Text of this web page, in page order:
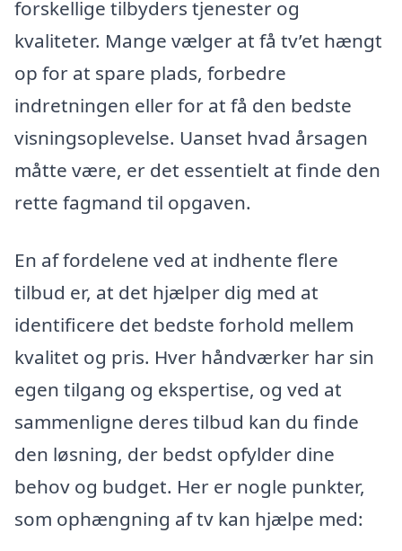
forskellige tilbyders tjenester og
kvaliteter. Mange vælger at få tv’et hængt
op for at spare plads, forbedre
indretningen eller for at få den bedste
visningsoplevelse. Uanset hvad årsagen
måtte være, er det essentielt at finde den
rette fagmand til opgaven.
En af fordelene ved at indhente flere
tilbud er, at det hjælper dig med at
identificere det bedste forhold mellem
kvalitet og pris. Hver håndværker har sin
egen tilgang og ekspertise, og ved at
sammenligne deres tilbud kan du finde
den løsning, der bedst opfylder dine
behov og budget. Her er nogle punkter,
som ophængning af tv kan hjælpe med: